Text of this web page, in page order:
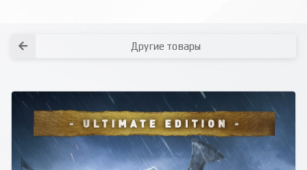
Другие товары